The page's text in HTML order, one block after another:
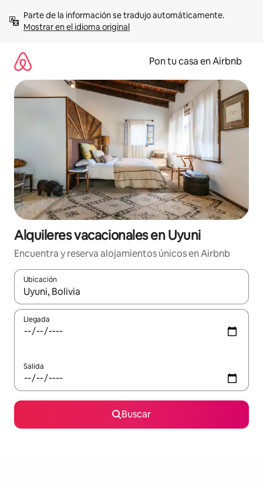
contenidoMostrar en el idioma original
Pon tu casa en Airbnb
Alquileres vacacionales en Uyuni
Encuentra y reserva alojamientos únicos en Airbnb
Ubicación
Cuando los resultados estén disponibles, navega con las
Llegada
Salida
Buscar